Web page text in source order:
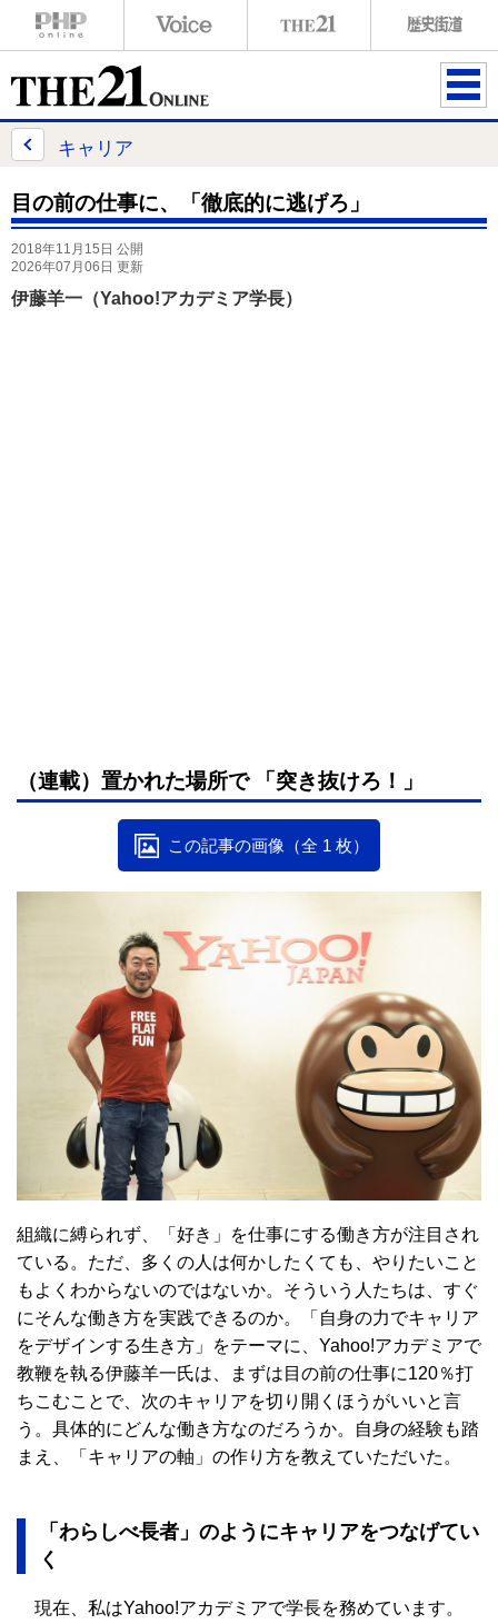
ME
キャリア
目の前の仕事に、「徹底的に逃げろ」
2018年11月15日 公開
2026年07月06日 更新
伊藤羊一（Yahoo!アカデミア学長）
（連載）置かれた場所で 「突き抜けろ！」
この記事の画像（全 1 枚）
組織に縛られず、「好き」を仕事にする働き方が注目され
ている。ただ、多くの人は何かしたくても、やりたいこと
もよくわからないのではないか。そういう人たちは、すぐ
にそんな働き方を実践できるのか。「自身の力でキャリア
をデザインする生き方」をテーマに、Yahoo!アカデミアで
教鞭を執る伊藤羊一氏は、まずは目の前の仕事に120％打
ちこむことで、次のキャリアを切り開くほうがいいと言
う。具体的にどんな働き方なのだろうか。自身の経験も踏
まえ、「キャリアの軸」の作り方を教えていただいた。
「わらしべ長者」のようにキャリアをつなげてい
く
現在、私はYahoo!アカデミアで学長を務めています。